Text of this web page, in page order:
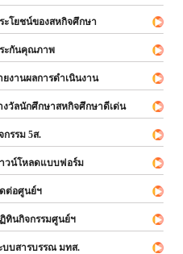
โยชน์ของสหกิจศึกษา
กันคุณภาพ
งานผลการดำเนินงาน
วัลนักศึกษาสหกิจศึกษาดีเด่น
รรม 5ส.
น์โหลดแบบฟอร์ม
อศูนย์ฯ
นกิจกรรมศูนย์ฯ
บสารบรรณ มทส.